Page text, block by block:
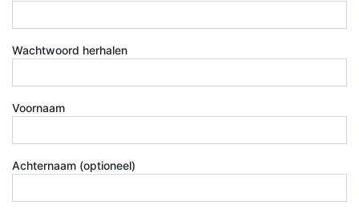
Wachtwoord herhalen
Voornaam
Achternaam (optioneel)